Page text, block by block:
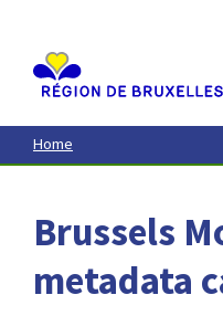
contenu
principal
Home
Brussels
metadata